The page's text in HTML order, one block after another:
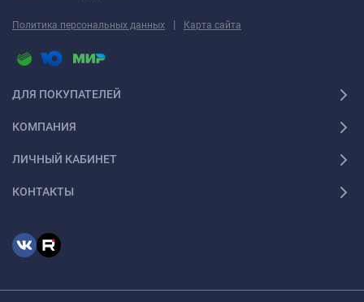
Политика персональных данных | Карта сайта
ДЛЯ ПОКУПАТЕЛЕЙ
КОМПАНИЯ
ЛИЧНЫЙ КАБИНЕТ
КОНТАКТЫ